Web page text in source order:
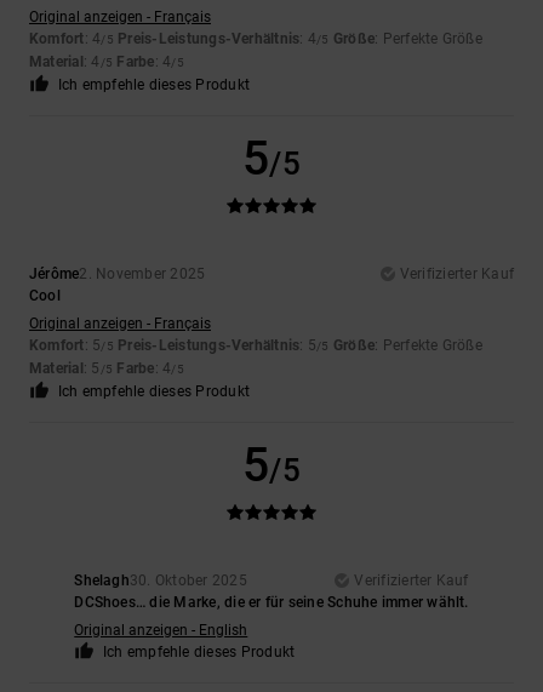
Original anzeigen - Français
Komfort: 4/5 Preis-Leistungs-Verhältnis: 4/5 Größe: Perfekte Größe
Material : 4 /5 Farbe: 4/5
Ich empfehle dieses Produkt
5/5
Jérôme2. November 2025
Verifizierter Kauf
Cool
Original anzeigen - Français
Komfort: 5/5 Preis-Leistungs-Verhältnis: 5/5 Größe: Perfekte Größe
Material : 5 /5 Farbe: 4/5
Ich empfehle dieses Produkt
5/5
Shelagh30. Oktober 2025
Verifizierter Kauf
DCShoes… die Marke, die er für seine Schuhe immer wählt.
Original anzeigen - English
Ich empfehle dieses Produkt